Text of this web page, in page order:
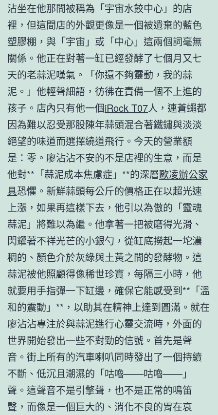
沾坐在他那間被稱為「宇宙水餃中心」的店
裡，但這間店的外觀更像是一個被遺棄的藍色
塑膠棚，與「宇宙」或「中心」這兩個詞毫無
關係。他正在對著一缸已經發酵了七個月又七
天的老蒜泥嘆氣。「你還不夠靈動，我的蒜
泥。」他輕聲細語，彷彿在責備一個不上進的
孩子。店內只有他一個iRock T07人，連蒼蠅都
因為難以忍受那股陳年蒜頭混合著鐵鏽與淡淡
絕望的味道而選擇繞道飛行。今天的營業額
是：零。廖沾沾不安的不是店裡的生意，而是
他對**「蒜泥成本焦慮症」**的深層歐凌辦公家
具恐懼。新鮮蒜頭每公斤的價格正在以超光速
上漲，如果再這樣下去，他引以為傲的「靈魂
蒜泥」將難以為繼。他拿著一把被磨得光滑、
閃耀著不祥光芒的小銀勺，從缸底撈起一坨濃
稠的、顏色介於灰綠與土黃之間的發酵物。這
蒜泥被他照顧得像稀世珍寶，每隔三小時，他
就要用手指彈一下缸邊，確保它能感受到**「溫
和的震動」**，以助其在精神上達到圓滿。就在
廖沾沾專注於與蒜泥進行心靈交流時，外面的
世界開始發出一些不對勁的信號。首先是聲
音。街上所有的汽車喇叭同時發出了一個持續
不斷、低沉且潮濕的「咕嚕——咕嚕——」
聲。這聲音不是引擎聲，也不是正常的鳴笛
聲，而像是一個巨大的、消化不良的胃在哀